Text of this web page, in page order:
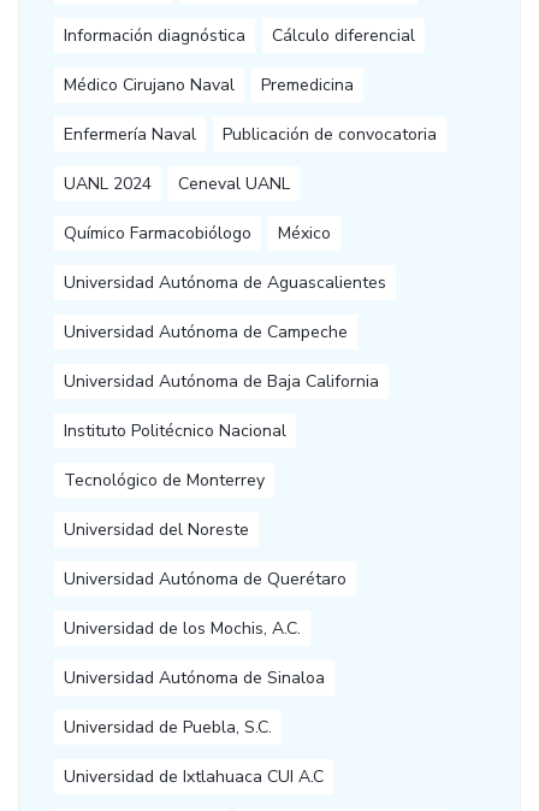
Información diagnóstica Cálculo diferencial
Médico Cirujano Naval Premedicina
Enfermería Naval Publicación de convocatoria
UANL 2024 Ceneval UANL
Químico Farmacobiólogo México
Universidad Autónoma de Aguascalientes
Universidad Autónoma de Campeche
Universidad Autónoma de Baja California
Instituto Politécnico Nacional
Tecnológico de Monterrey
Universidad del Noreste
Universidad Autónoma de Querétaro
Universidad de los Mochis, A.C.
Universidad Autónoma de Sinaloa
Universidad de Puebla, S.C.
Universidad de Ixtlahuaca CUI A.C